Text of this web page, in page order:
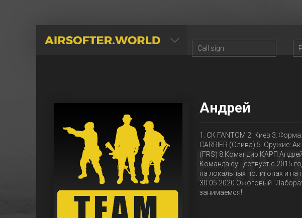
AIRSOFTER.WORLD
Андрей
1. СК FANTOM 2. Киев 3.
CARRIER (Олива) 5. Оружие:
(FRS) 8.Командир:КАРП
Команда существует с 2015
на локальных полигонах и на
30.05.2020 Ожоговый
занимаемся!